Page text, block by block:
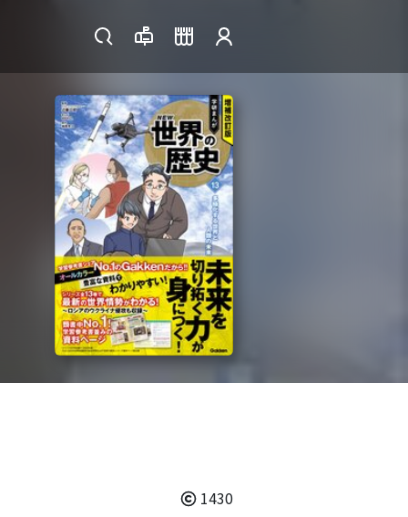
1430